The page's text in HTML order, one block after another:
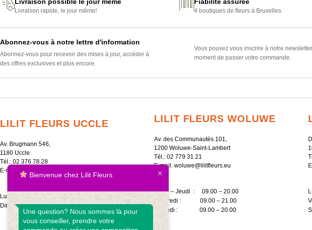
Livraison rapide, le jour même! 4 boutiques de fleurs à Bruxelles.
Abonnez-vous à notre lettre d'information
Abonnez-vous pour recevoir des mises à jour, accéder à
des offres exclusives et plus encore.
Vous pouvez vous inscrire à notre
moment de passer votre commande.
LILIT FLEURS UCCLE
Av. Brugmann 546,
1180 Uccle
Tél.: 02 376 78 28
E-mail:
uccle@lilitfleurs.eu
Lundi – Samedi : 09.00 – 20.00
Dimanche : 10.00 – 18.00
LILIT FLEURS WOLUWE
Av. des Communautés 101,
1200 Woluwe-Saint-Lambert
Tél.: 02 779 31 21
E-mail: woluwe@lilitfleurs.eu
Lundi – Jeudi : 09.00 – 20.00
Vendredi : 09.00 – 21.00
Samedi : 09.00 – 20.00
Bienvenue chez Lilit Fleurs
Une question? Nous sommes là pour
vous conseiller, prendre votre